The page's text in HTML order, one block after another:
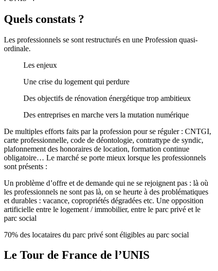
Quels constats ?
Les professionnels se sont restructurés en une Profession quasi-
ordinale.
Les enjeux
Une crise du logement qui perdure
Des objectifs de rénovation énergétique trop ambitieux
Des entreprises en marche vers la mutation numérique
De multiples efforts faits par la profession pour se réguler : CNTGI,
carte professionnelle, code de déontologie, contrattype de syndic,
plafonnement des honoraires de location, formation continue
obligatoire… Le marché se porte mieux lorsque les professionnels
sont présents :
Un problème d’offre et de demande qui ne se rejoignent pas : là où
les professionnels ne sont pas là, on se heurte à des problématiques
et durables : vacance, copropriétés dégradées etc. Une opposition
artificielle entre le logement / immobilier, entre le parc privé et le
parc social
70% des locataires du parc privé sont éligibles au parc social
Le Tour de France de l’UNIS